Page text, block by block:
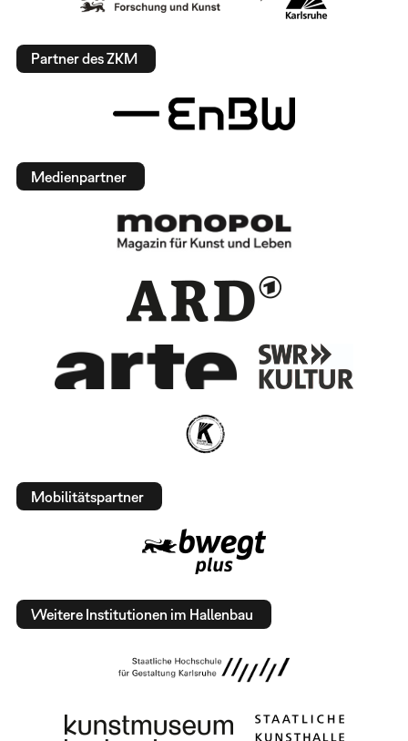
Partner des ZKM
Medienpartner
Mobilitätspartner
Weitere Institutionen im Hallenbau